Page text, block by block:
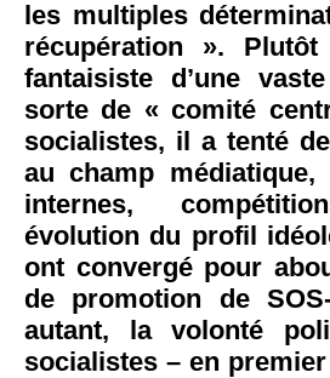
les multiples
récupération ».
fantaisiste d’une
sorte de « comité
socialistes, il a tenté
au champ
internes,
évolution du profil
ont convergé pour
de promotion de
autant, la volonté
socialistes – en